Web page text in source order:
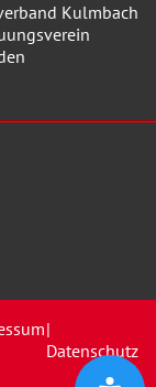
Kulmbach
|
Datenschutz